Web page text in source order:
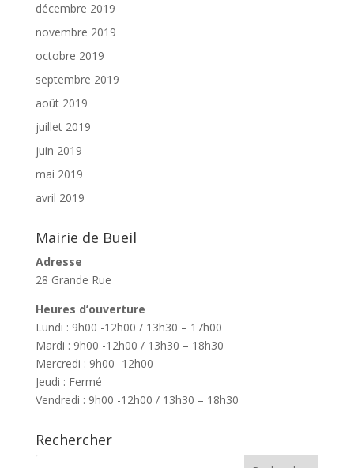
décembre 2019
novembre 2019
octobre 2019
septembre 2019
août 2019
juillet 2019
juin 2019
mai 2019
avril 2019
Mairie de Bueil
Adresse
28 Grande Rue
Heures d’ouverture
Lundi : 9h00 -12h00 / 13h30 – 17h00
Mardi : 9h00 -12h00 / 13h30 – 18h30
Mercredi : 9h00 -12h00
Jeudi : Fermé
Vendredi : 9h00 -12h00 / 13h30 – 18h30
Rechercher